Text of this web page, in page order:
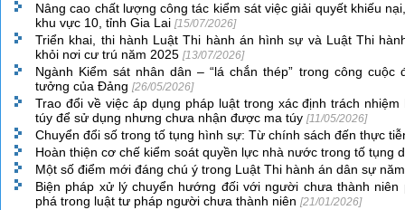
Nâng cao chất lượng công tác kiểm sát việc giải quyết khiếu
khu vực 10, tỉnh Gia Lai [15/07/2026]
Triển khai, thi hành Luật Thi hành án hình sự và Luật Thi
khỏi nơi cư trú năm 2025 [13/07/2026]
Ngành Kiểm sát nhân dân – “lá chắn thép” trong công
tưởng của Đảng [26/05/2026]
Trao đổi về việc áp dụng pháp luật trong xác định trách
túy để sử dụng nhưng chưa nhận được ma túy [11/05/2026]
Chuyển đổi số trong tố tụng hình sự: Từ chính sách đến thực
Hoàn thiện cơ chế kiểm soát quyền lực nhà nước trong tố tụng
Một số điểm mới đáng chú ý trong Luật Thi hành án dân sự
Biện pháp xử lý chuyển hướng đối với người chưa thành
phá trong luật tư pháp người chưa thành niên [21/01/2026]